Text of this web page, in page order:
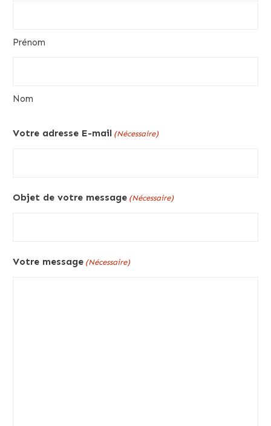
Prénom
Nom
Votre adresse E-mail (Nécessaire)
Objet de votre message (Nécessaire)
Votre message (Nécessaire)